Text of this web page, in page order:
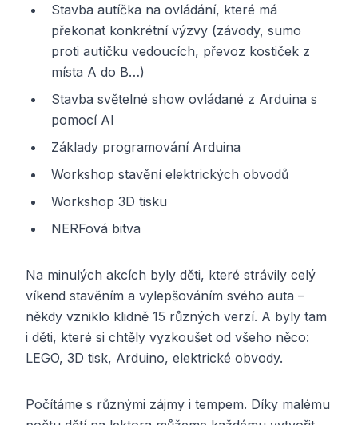
Stavba autíčka na ovládání, které má
překonat konkrétní výzvy (závody, sumo
proti autíčku vedoucích, převoz kostiček z
místa A do B…)
Stavba světelné show ovládané z Arduina s
pomocí AI
Základy programování Arduina
Workshop stavění elektrických obvodů
Workshop 3D tisku
NERFová bitva
Na minulých akcích byly děti, které strávily celý
víkend stavěním a vylepšováním svého auta –
někdy vzniklo klidně 15 různých verzí. A byly tam
i děti, které si chtěly vyzkoušet od všeho něco:
LEGO, 3D tisk, Arduino, elektrické obvody.
Počítáme s různými zájmy i tempem. Díky malému